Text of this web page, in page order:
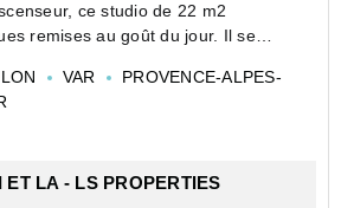
ce studio de 22 m2
remises au goût du jour. Il se
le tout bien agencé et é...
VAR
PROVENCE-ALPES-
LA - LS PROPERTIES